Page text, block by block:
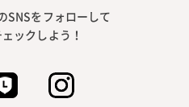
SNSをフォローして
ックしよう！